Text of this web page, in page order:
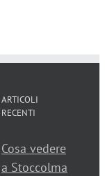
ARTICOLI
RECENTI
Cosa vedere
a Stoccolma